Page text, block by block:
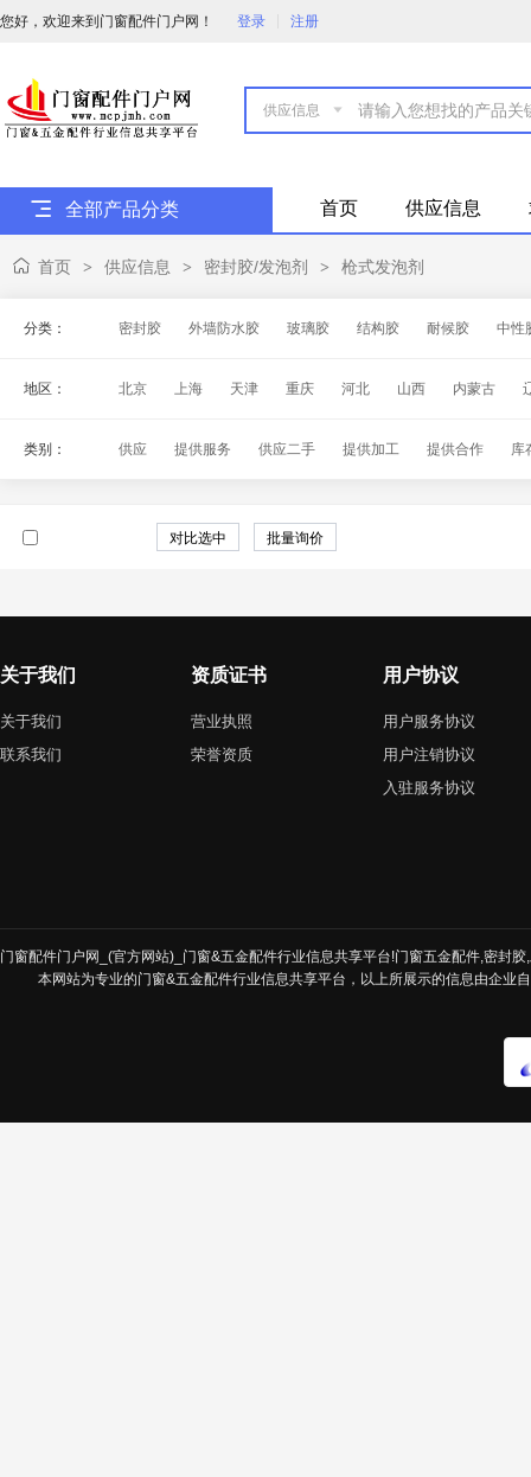
您好，欢迎来到门窗配件门户网！ 登录 注册

全部产品分类 首页 供应信息
首页 > 供应信息 > 密封胶/发泡剂 > 枪式发泡剂
分类： 密封胶 外墙防水胶 玻璃胶 结构胶 耐候胶 中性
地区：
北京 上海 天津 重庆 河北 山西 内蒙古
类别：
供应 提供服务 供应二手 提供加工 提供合作 库
关于我们
关于我们
联系我们
资质证书
营业执照
荣誉资质
用户协议
用户服务协议
用户注销协议
入驻服务协议
门窗配件门户网_(官方网站)_门窗&五金配件行业信息共享平台!门窗五金配件,密封
本网站为专业的门窗&五金配件行业信息共享平台，以上所展示的信息由企业